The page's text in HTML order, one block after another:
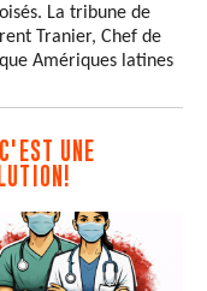
La tribune de
Tranier, Chef de
Amériques latines
UNE